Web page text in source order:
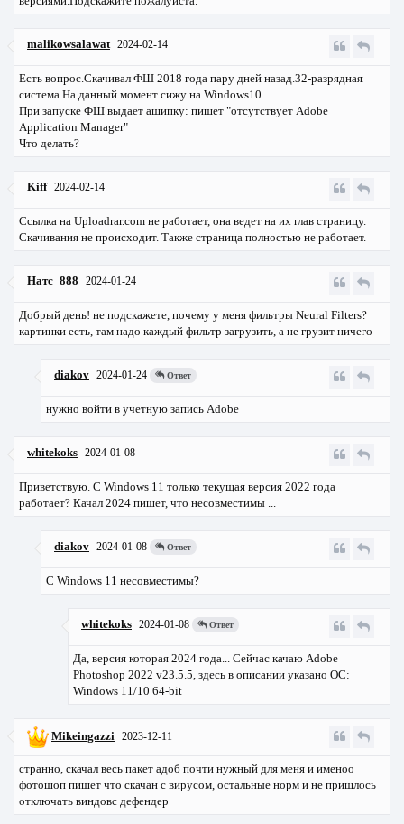
malikowsalawat 2024-02-14
Есть вопрос.Скачивал ФШ 2018 года пару дней назад.32-разрядная
система.На данный момент сижу на Windows10.
При запуске ФШ выдает ашипку: пишет "отсутствует Adobe
Application Manager"
Что делать?
Kiff 2024-02-14
Ссылка на Uploadrar.com не работает, она ведет на их глав страницу.
Скачивания не происходит. Также страница полностью не работает.
Натс_888 2024-01-24
Добрый день! не подскажете, почему у меня фильтры Neural Filters?
картинки есть, там надо каждый фильтр загрузить, а не грузит ничего
diakov 2024-01-24 Ответ
нужно войти в учетную запись Adobe
whitekoks 2024-01-08
Приветствую. С Windows 11 только текущая версия 2022 года
работает? Качал 2024 пишет, что несовместимы ...
diakov 2024-01-08 Ответ
С Windows 11 несовместимы?
whitekoks 2024-01-08 Ответ
Да, версия которая 2024 года... Сейчас качаю Adobe
Photoshop 2022 v23.5.5, здесь в описании указано ОС:
Windows 11/10 64-bit
Mikeingazzi 2023-12-11
странно, скачал весь пакет адоб почти нужный для меня и именоо
фотошоп пишет что скачан с вирусом, остальные норм и не пришлось
отключать виндовс дефендер